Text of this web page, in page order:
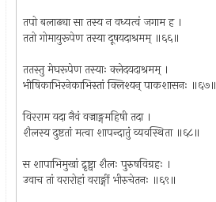
तपो बलाढ्या सा तस्य न वध्यत्वं जगाम ह ।
ततो गोमायुरूपेण तस्या दूषयदाश्रमम् ॥६६॥
ततस्तु मेघरूपेण तस्याः क्लेदयदाश्रमम् ।
भीषिकाभिरनेकाभिस्तां क्लिश्यन् पाकशासनः ॥६७॥
विरराम यदा नैवं वज्राङ्गमहिषी तदा ।
शैलस्य दुष्टतां मत्वा शापन्दातुं व्यवस्थिता ॥६८॥
स शापाभिमुखां द्रृष्ट्वा शैलः पुरुषविग्रहः ।
उवाच तां वरारोहां वराङ्गीं भीरुचेतनः ॥६९॥